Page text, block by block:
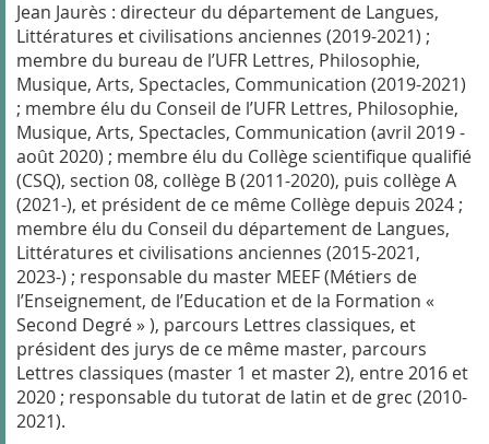
Jean Jaurès : directeur du département de Langues,
Littératures et civilisations anciennes (2019-2021) ;
membre du bureau de l’UFR Lettres, Philosophie,
Musique, Arts, Spectacles, Communication (2019-2021)
; membre élu du Conseil de l’UFR Lettres, Philosophie,
Musique, Arts, Spectacles, Communication (avril 2019 -
août 2020) ; membre élu du Collège scientifique qualifié
(CSQ), section 08, collège B (2011-2020), puis collège A
(2021-), et président de ce même Collège depuis 2024 ;
membre élu du Conseil du département de Langues,
Littératures et civilisations anciennes (2015-2021,
2023-) ; responsable du master MEEF (Métiers de
l’Enseignement, de l’Education et de la Formation «
Second Degré » ), parcours Lettres classiques, et
président des jurys de ce même master, parcours
Lettres classiques (master 1 et master 2), entre 2016 et
2020 ; responsable du tutorat de latin et de grec (2010-
2021).